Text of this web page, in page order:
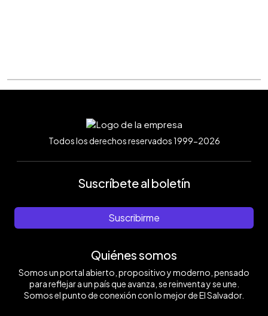
Todos los derechos reservados 1999-2026
Suscríbete al boletín
Suscribirme
Quiénes somos
Somos un portal abierto, propositivo y moderno, pensado
para reflejar a un país que avanza, se reinventa y se une.
Somos el punto de conexión con lo mejor de El Salvador.